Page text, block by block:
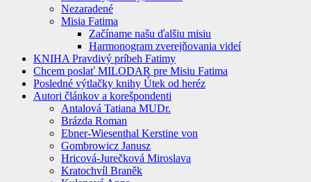
Nezaradené
Misia Fatima
Začíname našu ďalšiu misiu
Harmonogram zverejňovania videí
KNIHA Pravdivý príbeh Fatimy
Chcem poslať MILODAR pre Misiu Fatima
Posledné výtlačky knihy Útek od heréz
Autori článkov a korešpondenti
Antalová Tatiana MUDr.
Brázda Roman
Ebner-Wiesenthal Kerstine von
Gombrowicz Janusz
Hricová-Jurečková Miroslava
Kratochvíl Braněk